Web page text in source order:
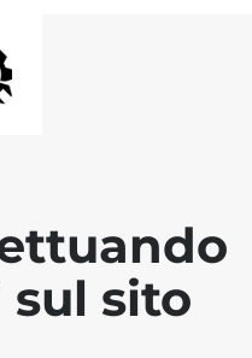
sito